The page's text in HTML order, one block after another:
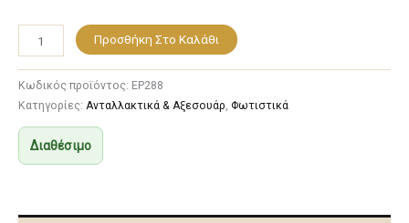
Προσθήκη Στο Καλάθι
Κωδικός προϊόντος: EP288
Κατηγορίες: Ανταλλακτικά & Αξεσουάρ, Φωτιστικά
Διαθέσιμο